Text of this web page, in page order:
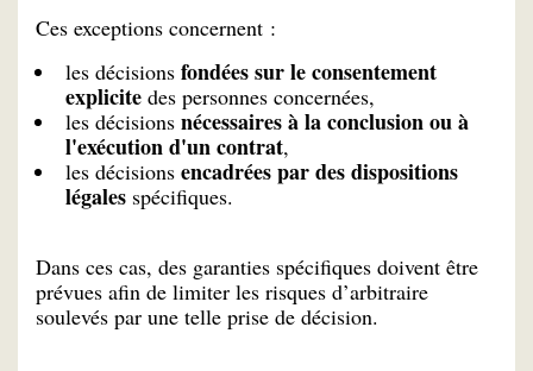
Ces exceptions concernent :
les décisions fondées sur le consentement
explicite des personnes concernées,
les décisions nécessaires à la conclusion ou à
l'exécution d'un contrat,
les décisions encadrées par des dispositions
légales spécifiques.
Dans ces cas, des garanties spécifiques doivent être
prévues afin de limiter les risques d’arbitraire
soulevés par une telle prise de décision.